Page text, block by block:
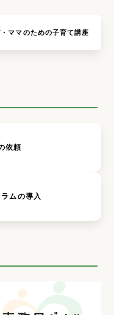
ママのための子育て講座
依頼
ムの導入